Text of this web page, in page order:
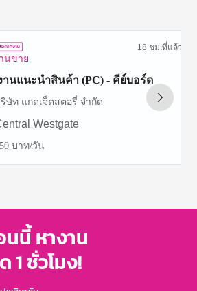
นขาย
18 ชม.ที่แล้ว
นแนะนำสินค้า (PC) - คีย์บอร์ด
ษัท แกดเจ็ตสตอรี่ จำกัด
Westgate
บาท/วัน
นี้ หางาน
1 ชั่วโมง!